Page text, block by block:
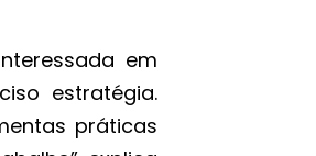
em
estratégia.
práticas